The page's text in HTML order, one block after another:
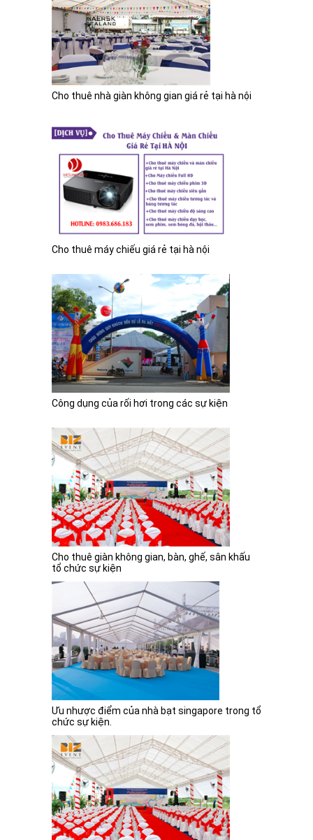
Lượt xem: 5659
Bài viết liên quan khác
Cho thuê nhà giàn không gian giá rẻ tại hà nội
Cho thuê máy chiếu giá rẻ tại hà nội
Công dụng của rối hơi trong các sự kiện
Cho thuê giàn không gian, bàn, ghế, sân khấu
tổ chức sự kiện
Ưu nhược điểm của nhà bạt singapore trong tổ
chức sự kiện.